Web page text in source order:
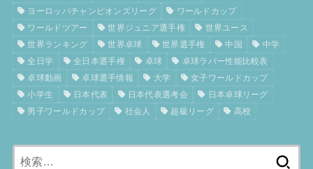
ヨーロッパチャンピオンズリーグ
ワールドカップ
ワールドツアー
世界ジュニア選手権
世界ユース
世界ランキング
世界卓球 世界選手権 中国
中学
全日学
全日本選手権 卓球
卓球ラバー性能比較表
卓球動画
卓球選手情報 大学
女子ワールドカップ
小学生
日本代表 日本代表選考会
日本卓球リーグ
男子ワールドカップ
社会人 超級リーグ 高校